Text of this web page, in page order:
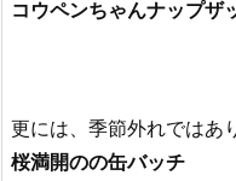
コウペンちゃんナップザ
更には、季節外れではあ
桜満開のの缶バッチ